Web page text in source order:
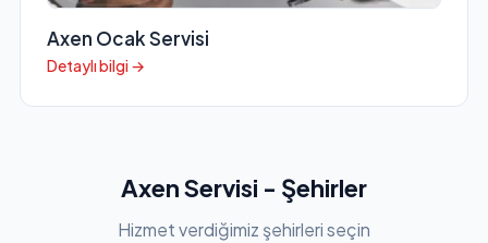
Axen Ocak Servisi
Detaylı bilgi →
Axen Servisi - Şehirler
Hizmet verdiğimiz şehirleri seçin